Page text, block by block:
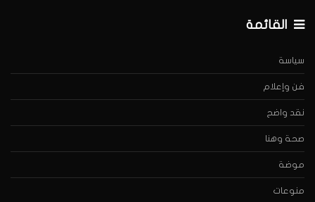
القائمة
سياسة
فن وإعلام
نقد واضح
صحة وهنا
موضة
منوعات